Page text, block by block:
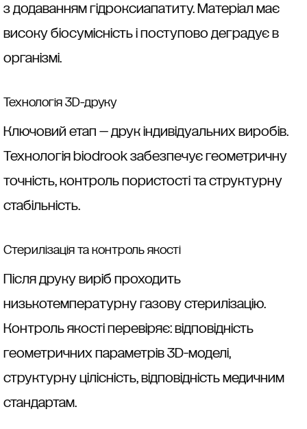
з додаванням гідроксиапатиту. Матеріал має
високу біосумісність і поступово деградує в
організмі.
Технологія 3D-друку
Ключовий етап — друк індивідуальних виробів.
Технологія biodrook забезпечує геометричну
точність, контроль пористості та структурну
стабільність.
Стерилізація та контроль якості
Після друку виріб проходить
низькотемпературну газову стерилізацію.
Контроль якості перевіряє: відповідність
геометричних параметрів 3D-моделі,
структурну цілісність, відповідність медичним
стандартам.